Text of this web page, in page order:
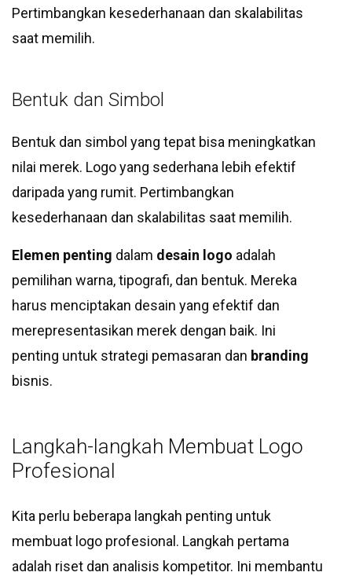
Pertimbangkan kesederhanaan dan skalabilitas
saat memilih.
Bentuk dan Simbol
Bentuk dan simbol yang tepat bisa meningkatkan
nilai merek. Logo yang sederhana lebih efektif
daripada yang rumit. Pertimbangkan
kesederhanaan dan skalabilitas saat memilih.
Elemen penting dalam desain logo adalah
pemilihan warna, tipografi, dan bentuk. Mereka
harus menciptakan desain yang efektif dan
merepresentasikan merek dengan baik. Ini
penting untuk strategi pemasaran dan branding
bisnis.
Langkah-langkah Membuat Logo
Profesional
Kita perlu beberapa langkah penting untuk
membuat logo profesional. Langkah pertama
adalah riset dan analisis kompetitor. Ini membantu